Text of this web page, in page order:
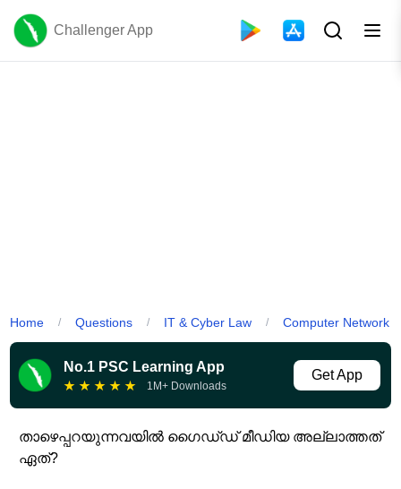
Challenger App
Home / Questions / IT & Cyber Law / Computer Network
No.1 PSC Learning App
★ ★ ★ ★ ★ 1M+ Downloads
Get App
താഴെപ്പറയുന്നവയിൽ ഗൈഡ്‌ഡ് മീഡിയ അല്ലാത്തത്
ഏത്?